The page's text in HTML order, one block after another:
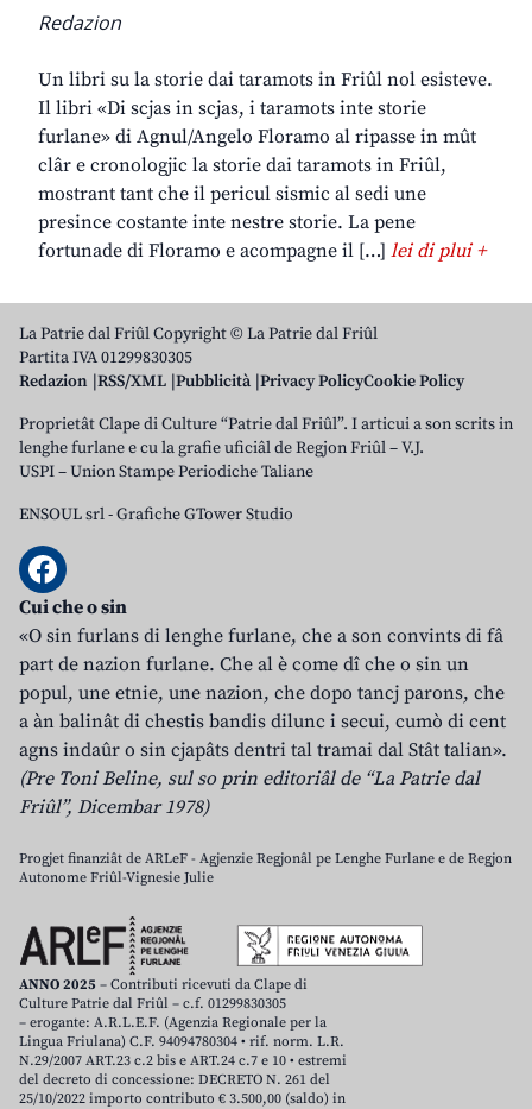
Redazion
Un libri su la storie dai taramots in Friûl nol esisteve.
Il libri «Di scjas in scjas, i taramots inte storie
furlane» di Agnul/Angelo Floramo al ripasse in mût
clâr e cronologjic la storie dai taramots in Friûl,
mostrant tant che il pericul sismic al sedi une
presince costante inte nestre storie. La pene
fortunade di Floramo e acompagne il […] lei di plui +
La Patrie dal Friûl Copyright © La Patrie dal Friûl
Partita IVA 01299830305
Redazion RSS/XML Pubblicità Privacy PolicyCookie Policy
Proprietât Clape di Culture “Patrie dal Friûl”. I articui a son scrits in
lenghe furlane e cu la grafie uficiâl de Regjon Friûl – V.J.
USPI – Union Stampe Periodiche Taliane
ENSOUL srl-Grafiche GTower Studio
Cui che o sin
«O sin furlans di lenghe furlane, che a son convints di fâ
part de nazion furlane. Che al è come dî che o sin un
popul, une etnie, une nazion, che dopo tancj parons, che
a àn balinât di chestis bandis dilunc i secui, cumò di cent
agns indaûr o sin cjapâts dentri tal tramai dal Stât talian».
(Pre Toni Beline, sul so prin editoriâl de “La Patrie dal
Friûl”, Dicembar 1978)
Progjet finanziât de ARLeF - Agjenzie Regjonâl pe Lenghe Furlane e de Regjon
Autonome Friûl-Vignesie Julie
ANNO 2025 – Contributi ricevuti da Clape di
Culture Patrie dal Friûl – c.f. 01299830305
– erogante: A.R.L.E.F. (Agenzia Regionale per la
Lingua Friulana) C.F. 94094780304 • rif. norm. L.R.
N.29/2007 ART.23 c.2 bis e ART.24 c.7 e 10 • estremi
del decreto di concessione: DECRETO N. 261 del
25/10/2022 importo contributo € 3.500,00 (saldo) in